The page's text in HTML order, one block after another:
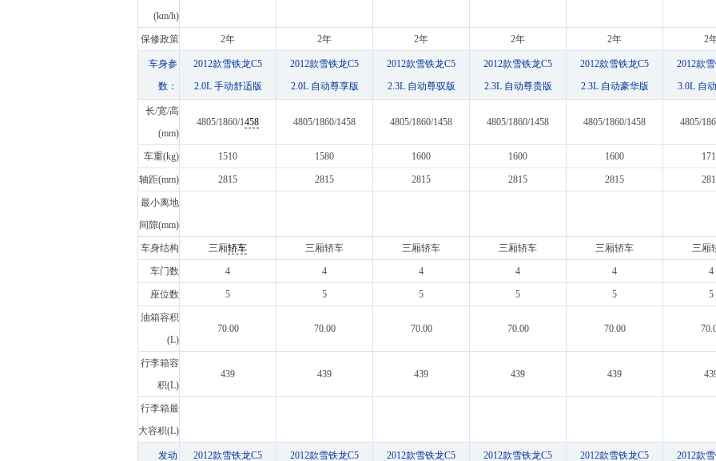
(km/h)
保修政策 2年 2年 2年 2年 2年 2
车身参
数：
2012款雪铁龙C5
2.0L 手动舒适版
2012款雪铁龙C5
2.0L 自动尊享版
2012款雪铁龙C5
2.3L 自动尊驭版
2012款雪铁龙C5
2.3L 自动尊贵版
2012款雪铁龙C5
2.3L 自动豪华版
2012款
3.0L 自
长/宽/高
(mm)
4805/1860/1458 4805/1860/1458 4805/1860/1458 4805/1860/1458 4805/1860/1458 4805/
车重(kg) 1510 1580 1600 1600 1600
轴距(mm) 2815 2815 2815 2815 2815
最小离地
间隙(mm)
车身结构 三厢轿车 三厢轿车 三厢轿车 三厢轿车 三厢轿车 三厢
车门数 4 4 4 4 4 4
座位数 5 5 5 5 5 5
油箱容积
(L)
70.00 70.00 70.00 70.00 70.00
行李箱容
积(L)
439 439 439 439 439
行李箱最
大容积(L)
发动 2012款雪铁龙C5 2012款雪铁龙C5 2012款雪铁龙C5 2012款雪铁龙C5 2012款雪铁龙C5 2012款